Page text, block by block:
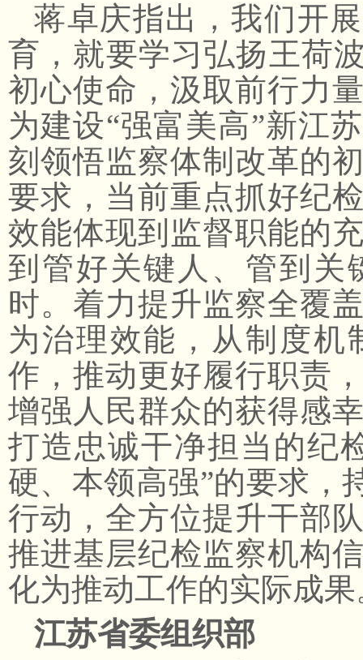
蒋卓庆指出，我们开展
育，就要学习弘扬王荷
初心使命，汲取前行力
为建设“强富美高”新江
刻领悟监察体制改革的
要求，当前重点抓好纪
效能体现到监督职能的
到管好关键人、管到关
时。着力提升监察全覆
为治理效能，从制度机
作，推动更好履行职责
增强人民群众的获得感
打造忠诚干净担当的纪
硬、本领高强”的要求，
行动，全方位提升干部
推进基层纪检监察机构
化为推动工作的实际成果
江苏省委组织部